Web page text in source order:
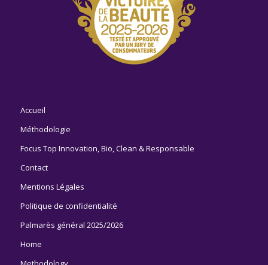
Accueil
Méthodologie
Focus Top Innovation, Bio, Clean & Responsable
Contact
Mentions Légales
Politique de confidentialité
Palmarès général 2025/2026
Home